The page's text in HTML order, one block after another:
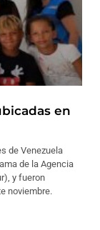
en
de Venezuela
de la Agencia
y fueron
noviembre.